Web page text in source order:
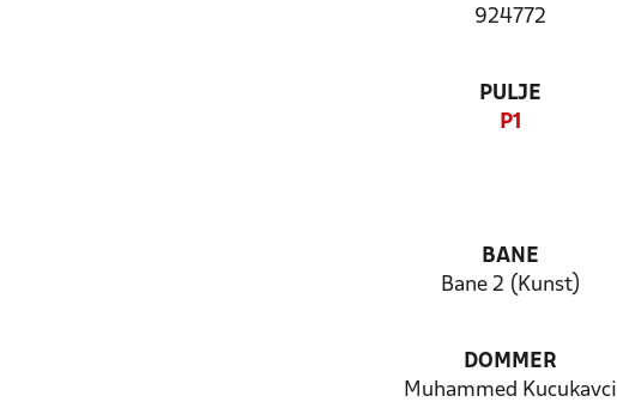
924772
PULJE
P1
BANE
Bane 2 (Kunst)
DOMMER
Muhammed Kucukavci